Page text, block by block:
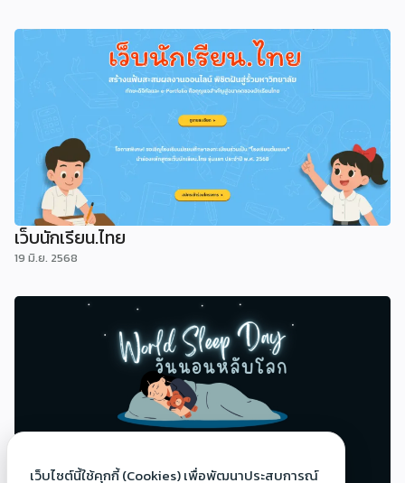
เว็บนักเรียน.ไทย
19 มิ.ย. 2568
เว็บไซต์นี้ใช้คุกกี้ (Cookies) เพื่อพัฒนาประสบการณ์